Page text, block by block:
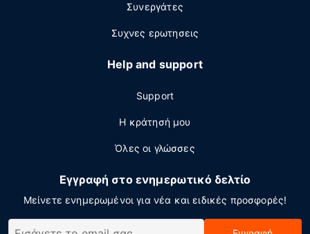
Συνεργάτες
Συχνες ερωτησεις
Help and support
Support
Η κράτησή μου
Όλες οι γλώσσες
Εγγραφή στο ενημερωτικό δελτίο
Μείνετε ενημερωμένοι για νέα και ειδικές προσφορές!